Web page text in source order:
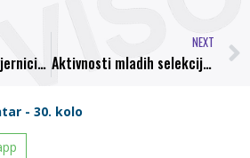
Sretan Božić svim vjernicima pravoslavne vjeroispovjesti
NEXT
Aktivnosti mladih selekcija NK”Bosna” Ovog vikenda pioniri na turniru u Vogošći